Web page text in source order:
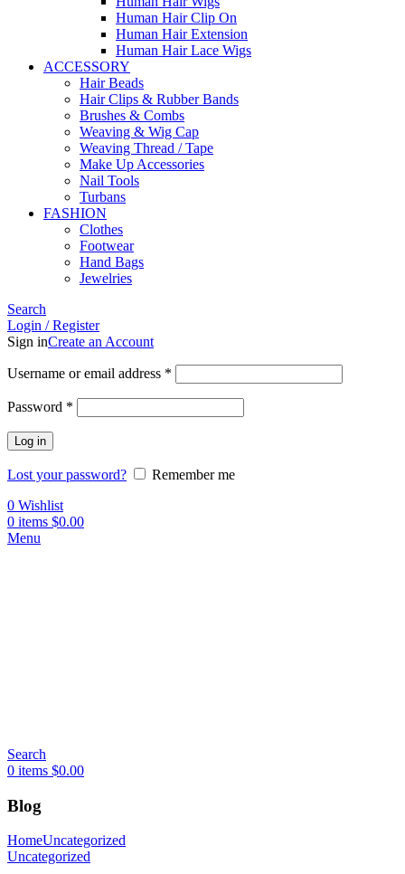
Human Hair Clip On
Human Hair Extension
Human Hair Lace Wigs
ACCESSORY
Hair Beads
Hair Clips & Rubber Bands
Brushes & Combs
Weaving & Wig Cap
Weaving Thread / Tape
Make Up Accessories
Nail Tools
Turbans
FASHION
Clothes
Footwear
Hand Bags
Jewelries
Search
Login / Register
Sign inCreate an Account
Username or email address *
Password *
Log in
Lost your password?
Remember me
0 Wishlist
0 items $0.00
Menu
Search
0 items $0.00
Blog
HomeUncategorized
Uncategorized